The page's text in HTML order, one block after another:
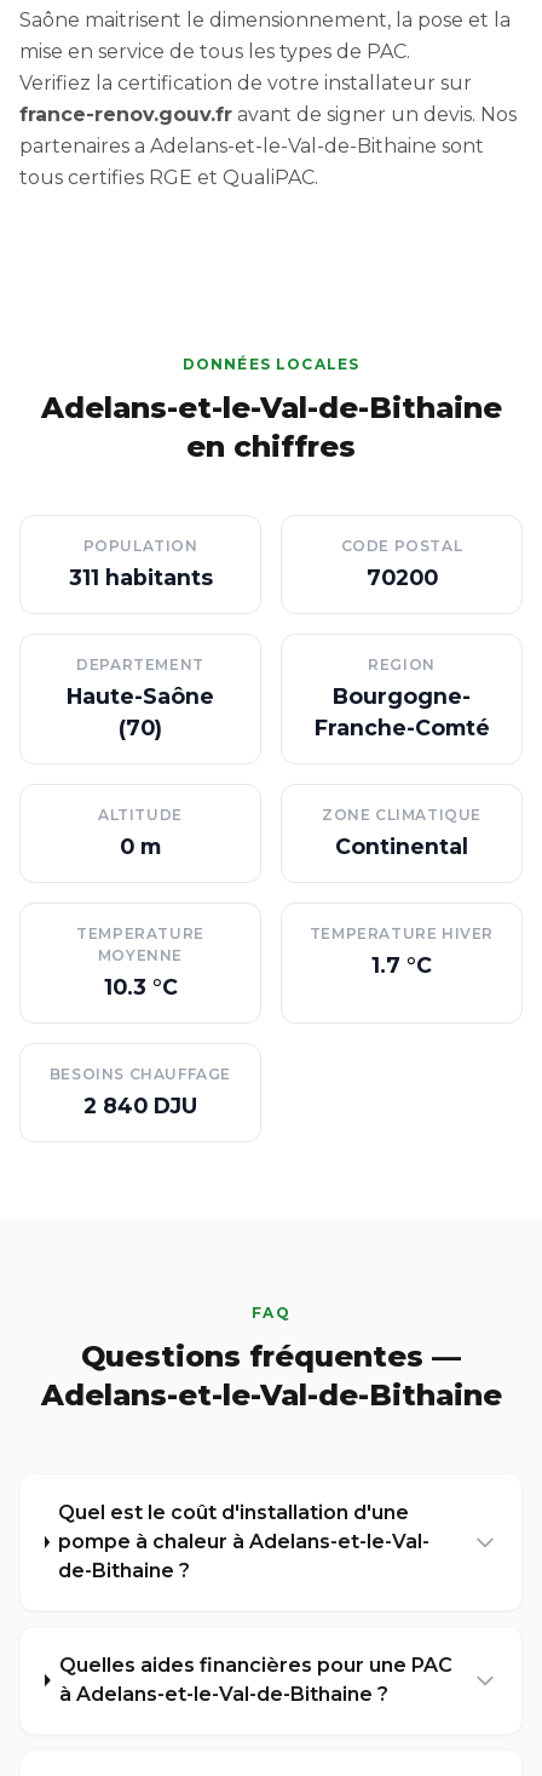
Saône maitrisent le dimensionnement, la pose et la
mise en service de tous les types de PAC.
Verifiez la certification de votre installateur sur
france-renov.gouv.fr avant de signer un devis. Nos
partenaires a Adelans-et-le-Val-de-Bithaine sont
tous certifies RGE et QualiPAC.
DONNÉES LOCALES
Adelans-et-le-Val-de-Bithaine
en chiffres
POPULATION
311 habitants
CODE POSTAL
70200
DEPARTEMENT
Haute-Saône
(70)
REGION
Bourgogne-
Franche-Comté
ALTITUDE
0 m
ZONE CLIMATIQUE
Continental
TEMPERATURE
MOYENNE
10.3 °C
TEMPERATURE HIVER
1.7 °C
BESOINS CHAUFFAGE
2 840 DJU
FAQ
Questions fréquentes —
Adelans-et-le-Val-de-Bithaine
Quel est le coût d'installation d'une
pompe à chaleur à Adelans-et-le-Val-
de-Bithaine ?
Quelles aides financières pour une PAC
à Adelans-et-le-Val-de-Bithaine ?